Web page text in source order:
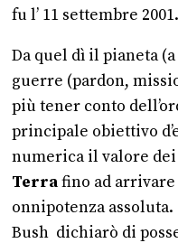
fu l’ 11 settembre 2001.
Da quel dì il pianeta
guerre (pardon,
più tener conto
principale obiettivo
numerica il valore dei
Terrafino ad arrivare
onnipotenza
Bush dichiarò di